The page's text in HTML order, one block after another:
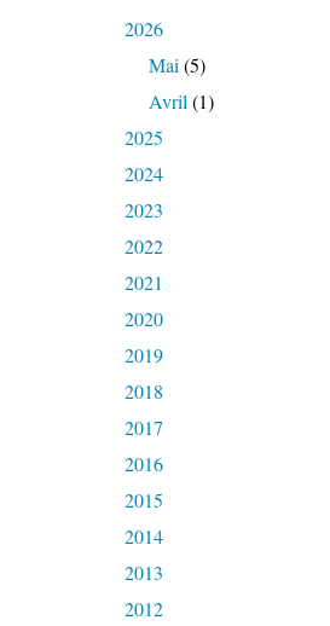
2026
Mai (5)
Avril (1)
2025
2024
2023
2022
2021
2020
2019
2018
2017
2016
2015
2014
2013
2012